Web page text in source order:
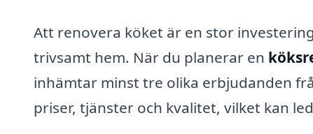
Att renovera köket är en stor
trivsamt hem. När du planerar en
inhämtar minst tre olika erbjudanden
priser, tjänster och kvalitet, vilket kan